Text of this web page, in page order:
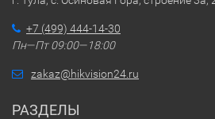
+7 (499) 444-14-30
Пн—Пт 09:00—18:00
zakaz@hikvision24.ru
РАЗДЕЛЫ